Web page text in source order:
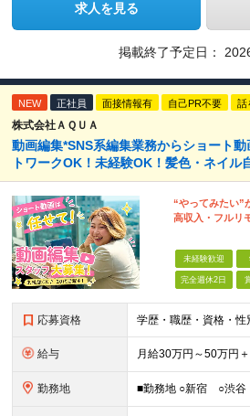
求人を見る
掲載終了予定日：
NEW 正社員 面接情報有 自己PR不要 話
株式会社ＡＱＵＡ
動画編集*SNS系編集業務からショート
トワークOK！未経験OK！髪色・ネイル
“やってみたい”
高収入・フルリ
未経験歓迎
完全週休2日
応募資格
給与
勤務地